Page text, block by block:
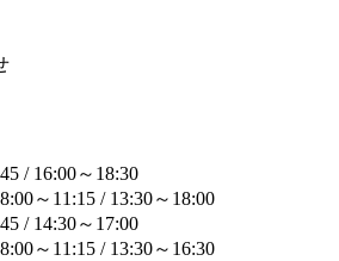
/ 16:00～18:30
8:00～11:15 / 13:30～18:00
/ 14:30～17:00
8:00～11:15 / 13:30～16:30